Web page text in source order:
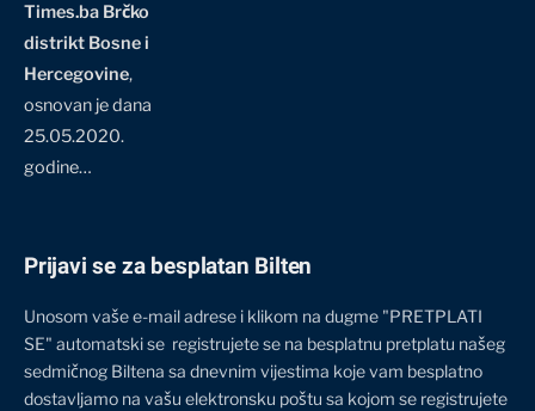
Times.ba Brčko
distrikt Bosne i
Hercegovine,
osnovan je dana
25.05.2020.
godine…
Prijavi se za besplatan Bilten
Unosom vaše e-mail adrese i klikom na dugme "PRETPLATI
SE" automatski se registrujete se na besplatnu pretplatu našeg
sedmičnog Biltena sa dnevnim vijestima koje vam besplatno
dostavljamo na vašu elektronsku poštu sa kojom se registrujete